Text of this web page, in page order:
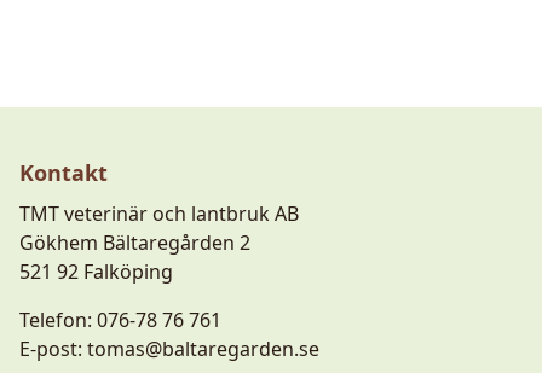
Kontakt
TMT veterinär och lantbruk AB
Gökhem Bältaregården 2
521 92 Falköping
Telefon: 076-78 76 761
E-post: tomas@baltaregarden.se